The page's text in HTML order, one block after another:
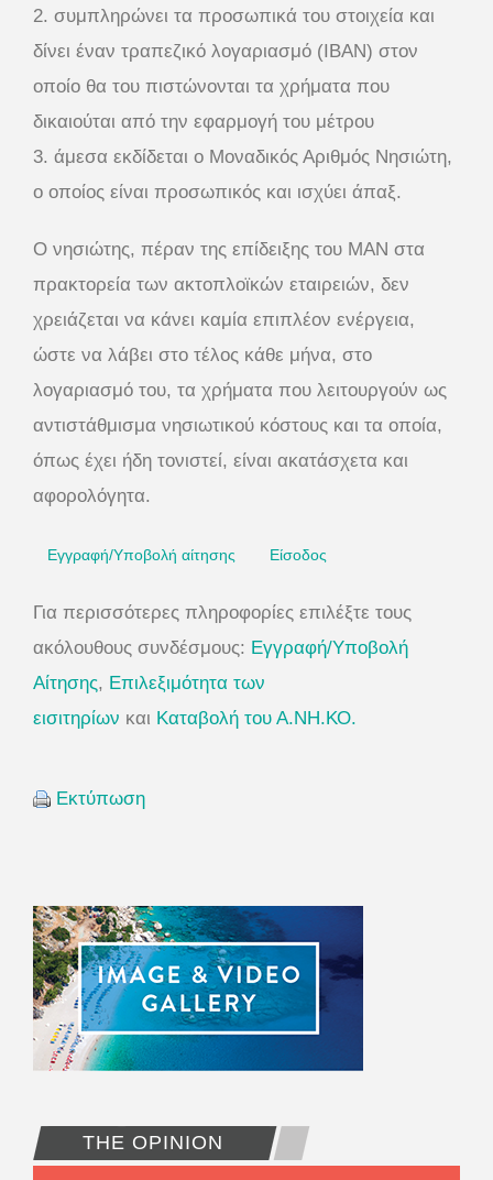
2. συμπληρώνει τα προσωπικά του στοιχεία και
δίνει έναν τραπεζικό λογαριασμό (IBAN) στον
οποίο θα του πιστώνονται τα χρήματα που
δικαιούται από την εφαρμογή του μέτρου
3. άμεσα εκδίδεται ο Μοναδικός Αριθμός Νησιώτη,
ο οποίος είναι προσωπικός και ισχύει άπαξ.
Ο νησιώτης, πέραν της επίδειξης του ΜΑΝ στα
πρακτορεία των ακτοπλοϊκών εταιρειών, δεν
χρειάζεται να κάνει καμία επιπλέον ενέργεια,
ώστε να λάβει στο τέλος κάθε μήνα, στο
λογαριασμό του, τα χρήματα που λειτουργούν ως
αντιστάθμισμα νησιωτικού κόστους και τα οποία,
όπως έχει ήδη τονιστεί, είναι ακατάσχετα και
αφορολόγητα.
Εγγραφή/Υποβολή αίτησης Είσοδος
Για περισσότερες πληροφορίες επιλέξτε τους
ακόλουθους συνδέσμους: Εγγραφή/Υποβολή
Αίτησης, Επιλεξιμότητα των
εισιτηρίων και Kαταβολή του Α.ΝΗ.ΚΟ.
Εκτύπωση
THE OPINION